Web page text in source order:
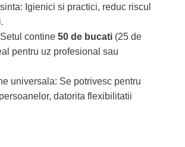
Igienici si practici, reduc riscul
contine 50 de bucati(25 de
pentru uz profesional sau
universala: Se potrivesc pentru
datorita flexibilitatii